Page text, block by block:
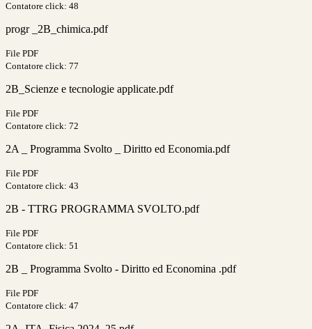
Contatore click: 48
progr _2B_chimica.pdf
File PDF
Contatore click: 77
2B_Scienze e tecnologie applicate.pdf
File PDF
Contatore click: 72
2A _ Programma Svolto _ Diritto ed Economia.pdf
File PDF
Contatore click: 43
2B - TTRG PROGRAMMA SVOLTO.pdf
File PDF
Contatore click: 51
2B _ Programma Svolto - Diritto ed Economina .pdf
File PDF
Contatore click: 47